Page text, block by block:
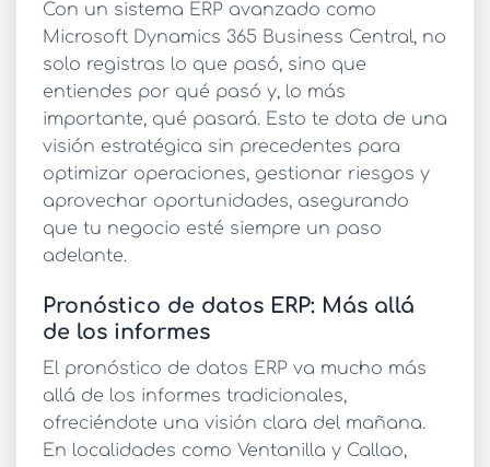
Con un sistema ERP avanzado como
Microsoft Dynamics 365 Business Central, no
solo registras lo que pasó, sino que
entiendes por qué pasó y, lo más
importante, qué pasará. Esto te dota de una
visión estratégica sin precedentes para
optimizar operaciones, gestionar riesgos y
aprovechar oportunidades, asegurando
que tu negocio esté siempre un paso
adelante.
Pronóstico de datos ERP: Más allá
de los informes
El pronóstico de datos ERP va mucho más
allá de los informes tradicionales,
ofreciéndote una visión clara del mañana.
En localidades como Ventanilla y Callao,